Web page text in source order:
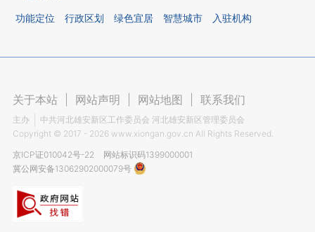
功能定位 行政区划 绿色宜居 智慧城市 入驻机构
关于本站 网站声明 网站地图 联系我们
主办
中共河北雄安新区工作委员会 河北雄安新区管理委员会
Copyright © 2017 - 2026 www.xiongan.gov.cn All Rights Reserved.
京ICP证010042号-22
网站标识码1399000001
冀公网安备13062902000079号